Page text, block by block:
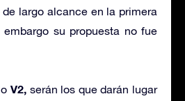
largo alcance en la primera
su propuesta no fue
V2,serán los que darán lugar